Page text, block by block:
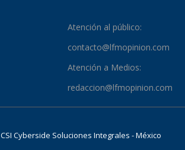
Atención al público:
contacto@lfmopinion.com
Atención a Medios:
redaccion@lfmopinion.com
CSI Cyberside Soluciones Integrales - México